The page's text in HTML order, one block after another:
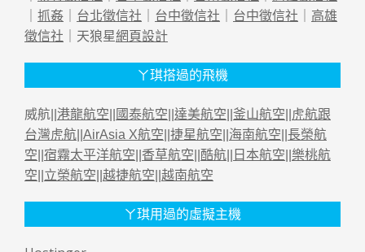
｜ 抓姦 ｜ 台北徵信社 ｜ 台中徵信社 ｜ 台中徵信社 ｜ 高雄
徵信社 ｜天狼星網頁設計
ㄚ琪搭過的飛機
威航|| 港龍航空 國泰航空 達美航空 釜山航空
虎航跟
台灣虎航 AirAsia X航空 捷星航空 海南航空 長榮航
空 宿霧太平洋航空 香草航空 酷航 日本航空 樂桃航
空 立榮航空 越捷航空 越南航空
ㄚ琪用過的虛擬主機